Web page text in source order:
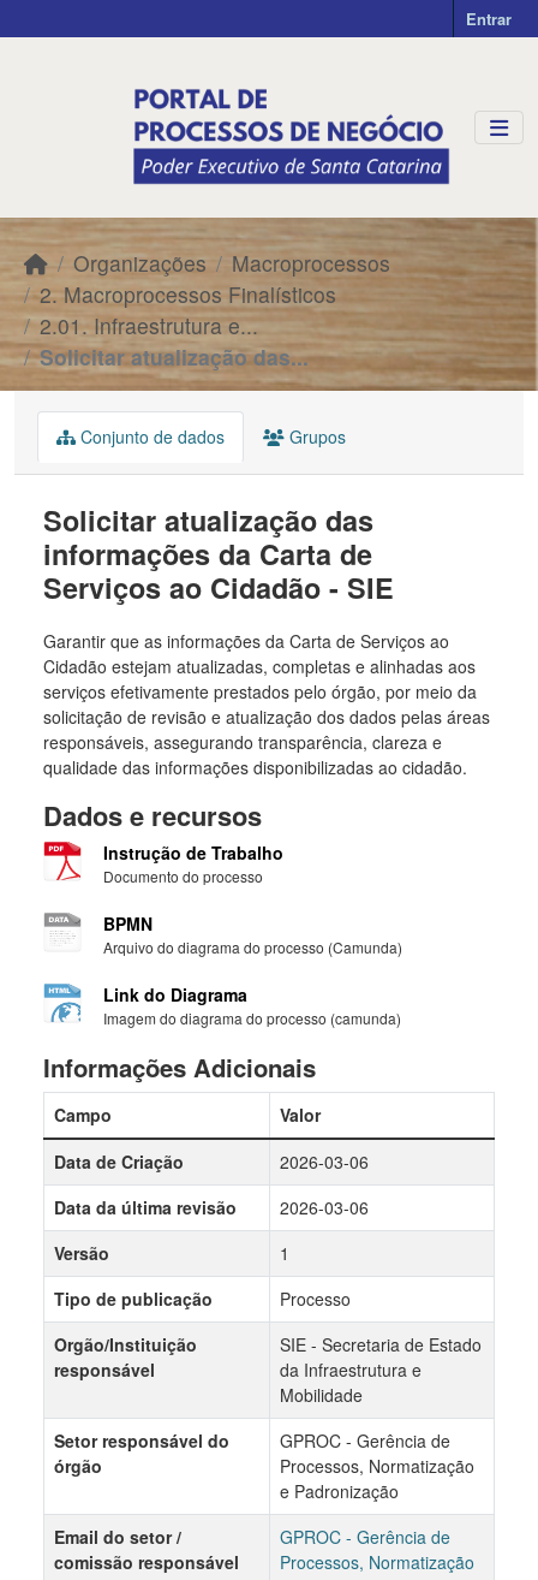
Entrar
Organizações
Macroprocessos
2. Macroprocessos Finalísticos
2.01. Infraestrutura e...
Solicitar atualização das...
Conjunto de dados Grupos
Solicitar atualização das
informações da Carta de
Serviços ao Cidadão - SIE
Garantir que as informações da Carta de Serviços ao
Cidadão estejam atualizadas, completas e alinhadas aos
serviços efetivamente prestados pelo órgão, por meio da
solicitação de revisão e atualização dos dados pelas áreas
responsáveis, assegurando transparência, clareza e
qualidade das informações disponibilizadas ao cidadão.
Dados e recursos
Instrução de Trabalho
Documento do processo
BPMN
Arquivo do diagrama do processo (Camunda)
Link do Diagrama
Imagem do diagrama do processo (camunda)
Informações Adicionais
Campo
Valor
Data de Criação
2026-03-06
Data da última revisão
2026-03-06
Versão
1
Tipo de publicação
Processo
Orgão/Instituição
responsável
SIE - Secretaria de Estado
da Infraestrutura e
Mobilidade
Setor responsável do
órgão
GPROC - Gerência de
Processos, Normatização
e Padronização
Email do setor /
comissão responsável
GPROC - Gerência de
Processos, Normatização